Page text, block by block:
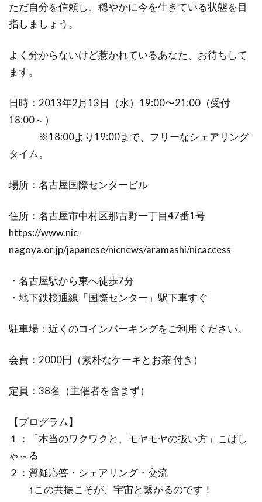
ただ自分を信頼し、穏やかに今を生きている状態を目
指しましょう。
よく分からないけど惹かれているあなた、お待ちして
ます。
日時：2013年2月13日（水）19:00〜21:00（受付
18:00～）
※18:00より19:00まで、フリーなシェアリング
タイム。
場所：名古屋国際センタービル
住所：名古屋市中村区那古野一丁目47番1号
https://www.nic-
nagoya.or.jp/japanese/nicnews/aramashi/nicaccess
・名古屋駅から東へ徒歩7分
・地下鉄桜通線「国際センター」駅下車すぐ
駐車場：近くのコインパーキングをご利用ください。
会費：2000円（素朴なケーキとお茶 付き）
定員：38名（主催者を含まず）
【プログラム】
１：「本当のワクワクと、モヤモヤの扱い方」こばし
ゃ～る
２：質疑応答・シェアリング・交流
↑この共振こそが、宇宙と繋がるのです！